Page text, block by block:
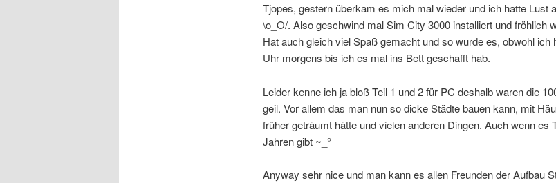
Tjopes, gestern überkam es mich mal wieder und ich hatte Lust
\o_O/. Also geschwind mal Sim City 3000 installiert und fröhlich
Hat auch gleich viel Spaß gemacht und so wurde es, obwohl ich
Uhr morgens bis ich es mal ins Bett geschafft hab.
Leider kenne ich ja bloß Teil 1 und 2 für PC deshalb waren die
geil. Vor allem das man nun so dicke Städte bauen kann, mit
früher geträumt hätte und vielen anderen Dingen. Auch wenn es
Jahren gibt ~_°
Anyway sehr nice und man kann es allen Freunden der Aufbau